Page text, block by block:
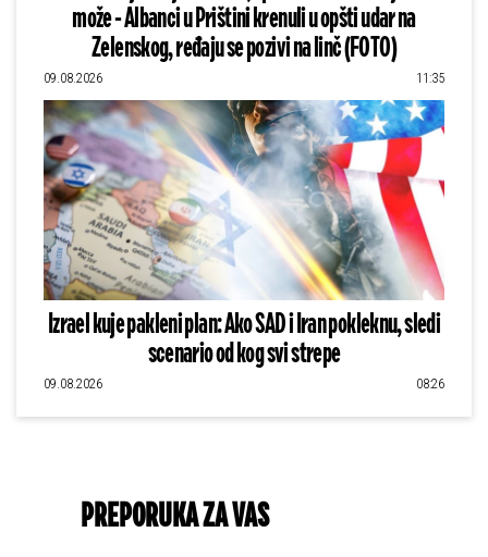
može - Albanci u Prištini krenuli u opšti udar na
Zelenskog, ređaju se pozivi na linč (FOTO)
09.08.2026 11:35
Izrael kuje pakleni plan: Ako SAD i Iran pokleknu, sledi
scenario od kog svi strepe
09.08.2026 08:26
PREPORUKA ZA VAS